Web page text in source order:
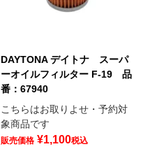
DAYTONA デイトナ スーパ
ーオイルフィルター F-19 品
番：67940
こちらはお取りよせ・予約対
象商品です
販売価格 ¥1,100税込